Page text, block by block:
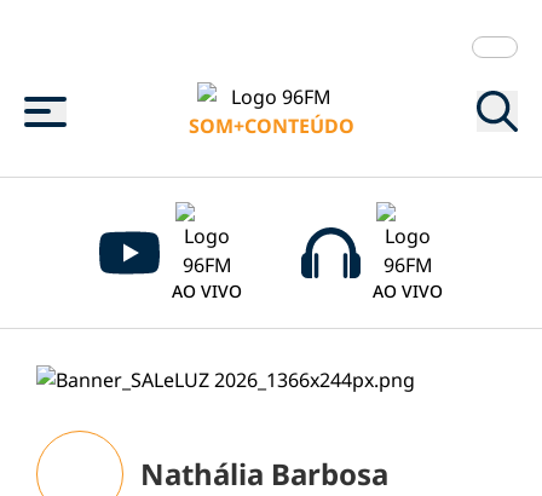
Menu
SOM+CONTEÚDO
AO VIVO AO VIVO
Nathália Barbosa